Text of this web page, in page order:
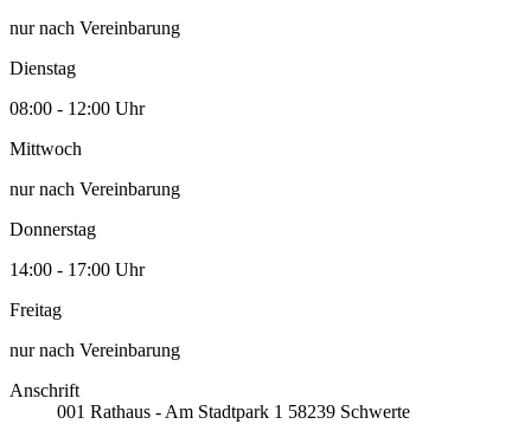
nur nach Vereinbarung
Dienstag
08:00 - 12:00 Uhr
Mittwoch
nur nach Vereinbarung
Donnerstag
14:00 - 17:00 Uhr
Freitag
nur nach Vereinbarung
Anschrift
001 Rathaus - Am Stadtpark 1 58239 Schwerte